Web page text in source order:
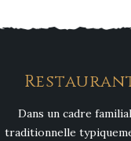
Dans un cadre
traditionnelle